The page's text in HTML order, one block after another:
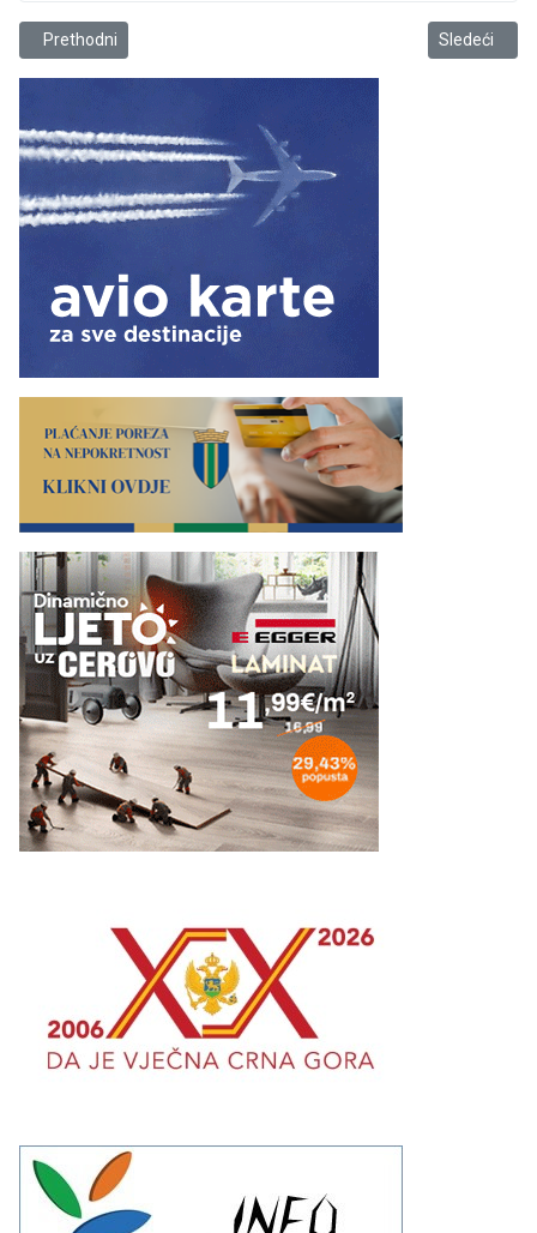
Prethodni članak: Rijeka Željeznica, spas od ljetnje vreline
Prethodni Sledeći
Sledeći